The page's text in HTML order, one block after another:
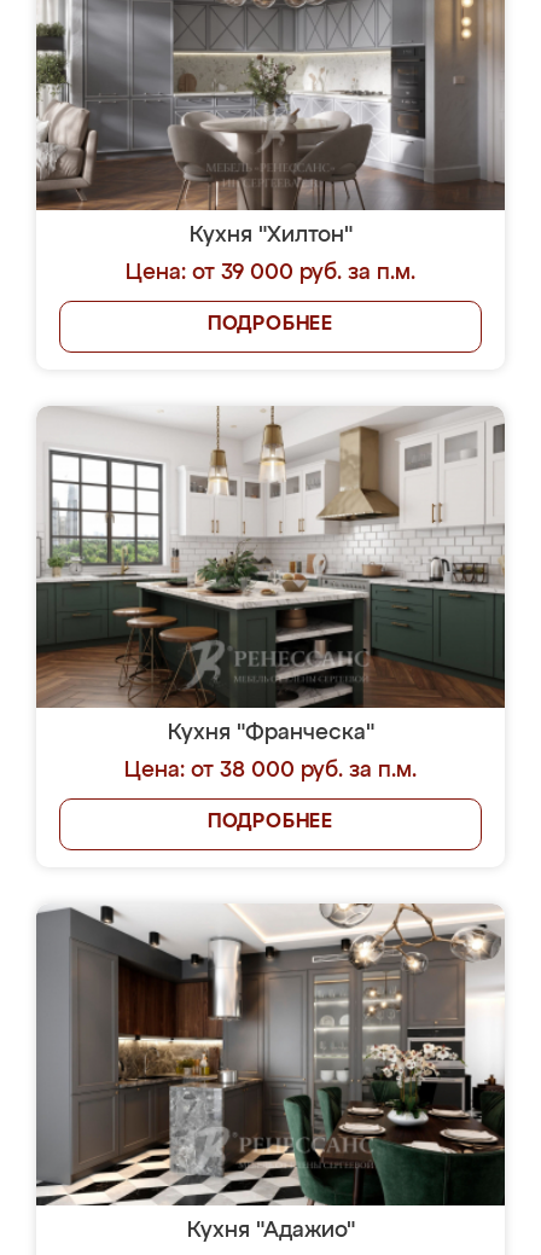
Кухня "Хилтон"
Цена: от 39 000 руб. за п.м.
ПОДРОБНЕЕ
Кухня "Франческа"
Цена: от 38 000 руб. за п.м.
ПОДРОБНЕЕ
Кухня "Адажио"